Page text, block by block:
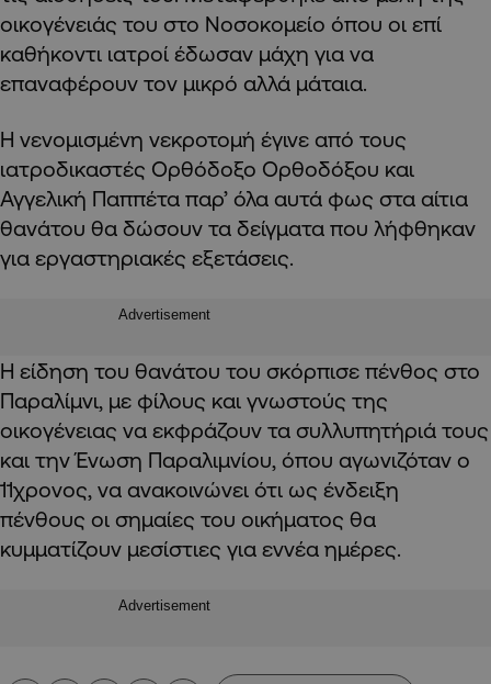
οικογένειάς του στο Νοσοκομείο όπου οι επί
καθήκοντι ιατροί έδωσαν μάχη για να
επαναφέρουν τον μικρό αλλά μάταια.
Η νενομισμένη νεκροτομή έγινε από τους
ιατροδικαστές Ορθόδοξο Ορθοδόξου και
Αγγελική Παππέτα παρ’ όλα αυτά φως στα αίτια
θανάτου θα δώσουν τα δείγματα που λήφθηκαν
για εργαστηριακές εξετάσεις.
Advertisement
Η είδηση του θανάτου του σκόρπισε πένθος στο
Παραλίμνι, με φίλους και γνωστούς της
οικογένειας να εκφράζουν τα συλλυπητήριά τους
και την Ένωση Παραλιμνίου, όπου αγωνιζόταν ο
11χρονος, να ανακοινώνει ότι ως ένδειξη
πένθους οι σημαίες του οικήματος θα
κυμματίζουν μεσίστιες για εννέα ημέρες.
Advertisement